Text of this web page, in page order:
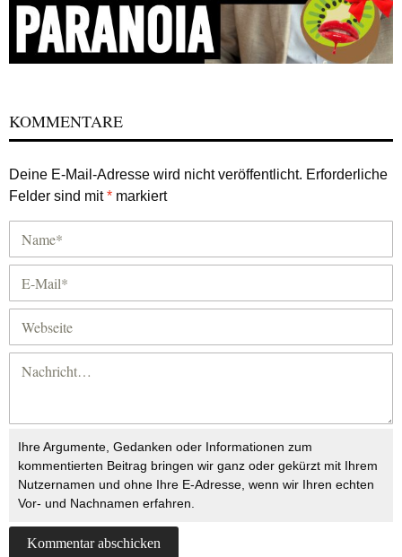
KOMMENTARE
Deine E-Mail-Adresse wird nicht veröffentlicht. Erforderliche
Felder sind mit* markiert
Ihre Argumente, Gedanken oder Informationen zum
kommentierten Beitrag bringen wir ganz oder gekürzt mit Ihrem
Nutzernamen und ohne Ihre E-Adresse, wenn wir Ihren echten
Vor- und Nachnamen erfahren.